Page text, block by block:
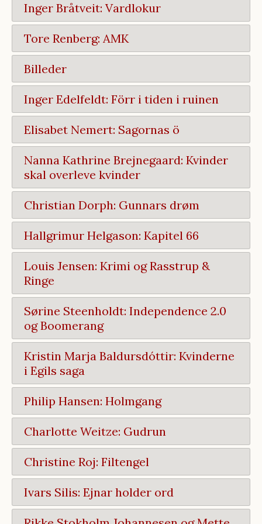
Inger Bråtveit: Vardlokur
Tore Renberg: AMK
Billeder
Inger Edelfeldt: Förr i tiden i ruinen
Elisabet Nemert: Sagornas ö
Nanna Kathrine Brejnegaard: Kvinder
skal overleve kvinder
Christian Dorph: Gunnars drøm
Hallgrimur Helgason: Kapitel 66
Louis Jensen: Krimi og Rasstrup &
Ringe
Sørine Steenholdt: Independence 2.0
og Boomerang
Kristin Marja Baldursdóttir: Kvinderne
i Egils saga
Philip Hansen: Holmgang
Charlotte Weitze: Gudrun
Christine Roj: Filtengel
Ivars Silis: Ejnar holder ord